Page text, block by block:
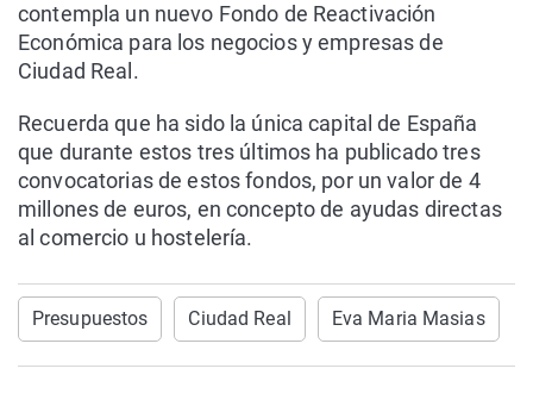
contempla un nuevo Fondo de Reactivación
Económica para los negocios y empresas de
Ciudad Real.
Recuerda que ha sido la única capital de España
que durante estos tres últimos ha publicado tres
convocatorias de estos fondos, por un valor de 4
millones de euros, en concepto de ayudas directas
al comercio u hostelería.
Presupuestos Ciudad Real Eva Maria Masias